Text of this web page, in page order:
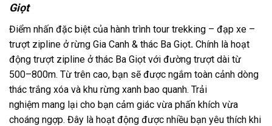
Giọt
Điểm nhấn đặc biệt của hành trình tour trekking – đạp xe –
trượt zipline ở rừng Gia Canh & thác Ba Giọt. Chính là hoạt
động trượt zipline ở thác Ba Giọt với đường trượt dài từ
500–800m. Từ trên cao, bạn sẽ được ngắm toàn cảnh dòng
thác trắng xóa và khu rừng xanh bao quanh. Trải
nghiệm mang lại cho bạn cảm giác vừa phấn khích vừa
choáng ngợp. Đây là hoạt động được nhiều bạn yêu thích khi